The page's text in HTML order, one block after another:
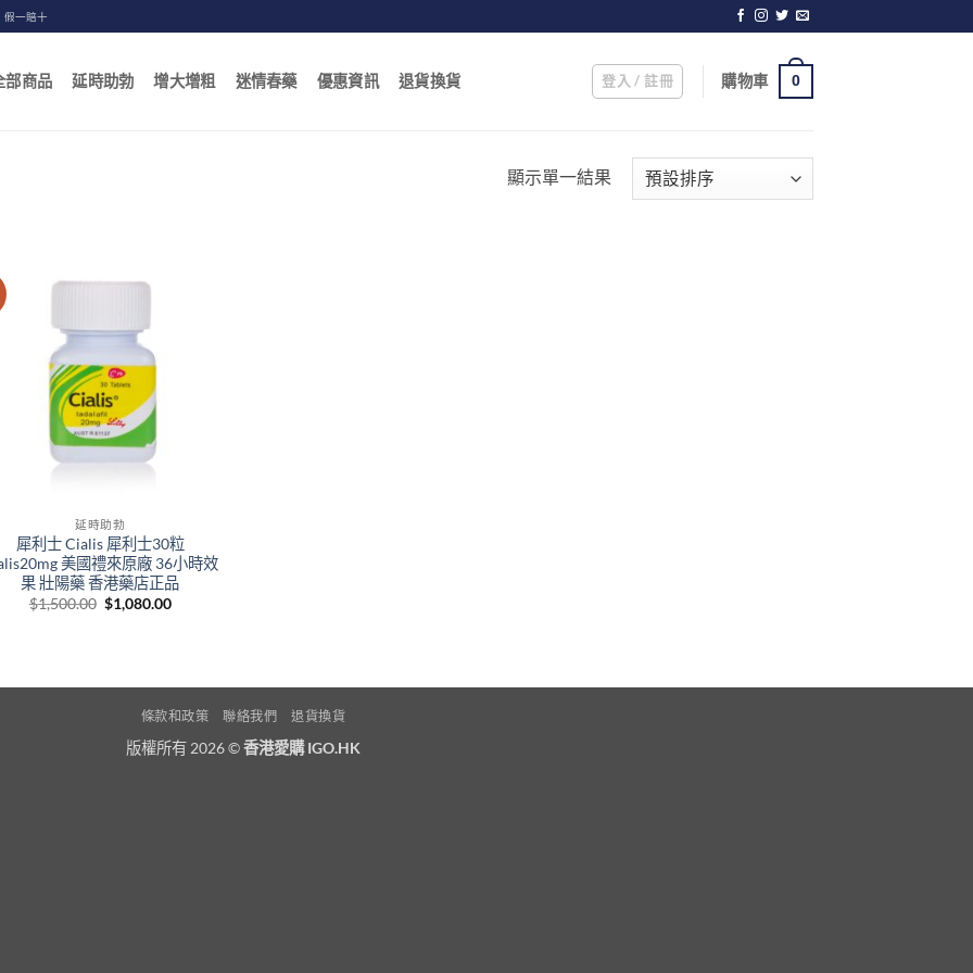
假一賠十
部商品 延時助勃 增大增粗 迷情春藥 優惠資訊 退貨換貨 登入 / 註冊 購物車 0
顯示單一結果
延時助勃
犀利士 Cialis 犀利士30粒
美國禮來原廠 36小時效
果 壯陽藥 香港藥店正品
$1,500.00 Original
price
$1,080.00Current
條款和政策 聯絡我們 退貨換貨
版權所有 2026 ©香港愛購 IGO.HK